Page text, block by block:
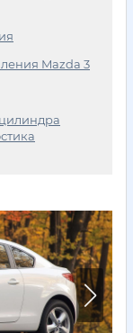
Mazda 3